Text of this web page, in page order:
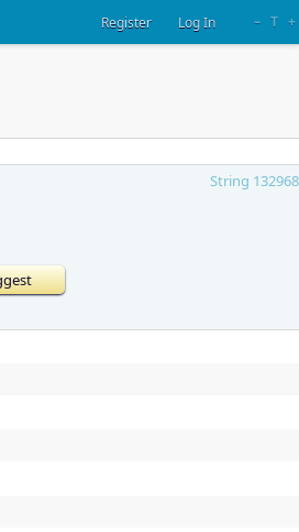
– T +
Register Log In
String 132968